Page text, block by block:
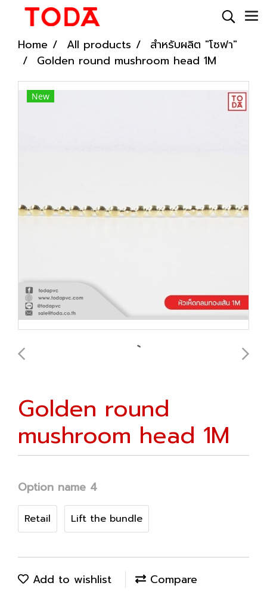
Home All products
สำหรับผลิต "โซฟา"
Golden round mushroom head 1M
New
Golden round
mushroom head 1M
Option name 4
Retail Lift the bundle
Add to wishlist
Compare